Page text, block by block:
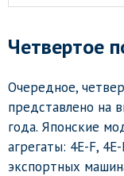
Четвертое
Очередное,
представлено ​​на
года. Японские
агрегаты: 4E-F,
экспортных